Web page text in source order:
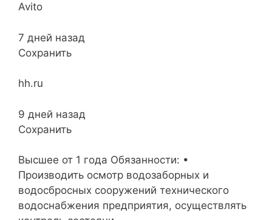
Avito
7 дней назад
Сохранить
hh.ru
9 дней назад
Сохранить
Высшее от 1 года Обязанности: •
Производить осмотр водозаборных и
водосбросных сооружений технического
водоснабжения предприятия, осуществлять